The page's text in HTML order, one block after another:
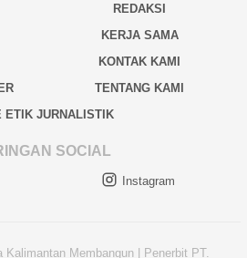
REDAKSI
KERJA SAMA
KONTAK KAMI
TENTANG KAMI
ETIK JURNALISTIK
SOCIAL
Instagram
Kalimantan Membangun | Penerbit PT.